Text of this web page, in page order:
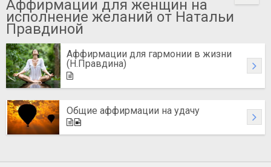
Аффирмации для женщин на
исполнение желаний от Натальи
Правдиной
Аффирмации для гармонии в жизни
(Н.Правдина)
Общие аффирмации на удачу